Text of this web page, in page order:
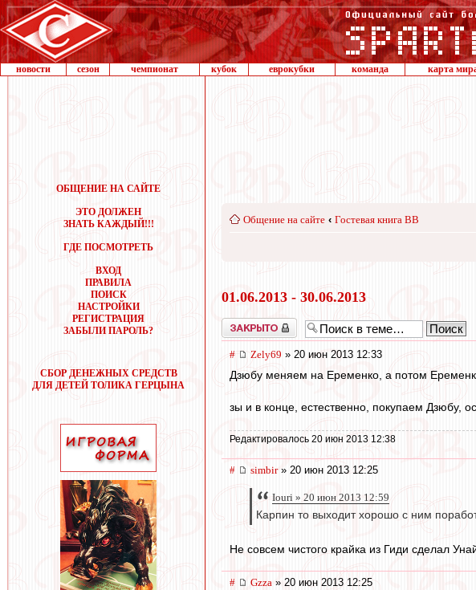
новости сезон чемпионат кубок еврокубки команда карта
ОБЩЕНИЕ НА САЙТЕ
ЭТО ДОЛЖЕН
ЗНАТЬ КАЖДЫЙ!!!
ГДЕ ПОСМОТРЕТЬ
ВХОД
ПРАВИЛА
ПОИСК
НАСТРОЙКИ
РЕГИСТРАЦИЯ
ЗАБЫЛИ ПАРОЛЬ?
СБОР ДЕНЕЖНЫХ СРЕДСТВ
ДЛЯ ДЕТЕЙ ТОЛИКА ГЕРЦЫНА
Общение на сайте ‹ Гостевая книга ВВ
01.06.2013 - 30.06.2013
Закрыто
# Zely69 » 20 июн 2013 12:33
Дзюбу меняем на Еременко, а потом
зы и в конце, естественно, покупаем Дзюбу,
Редактировалось 20 июн 2013 12:38
# simbir» 20 июн 2013 12:25
Iouri » 20 июн 2013 12:59
Карпин то выходит хорошо с ним
Не совсем чистого крайка из Гиди сделал
# Gzza » 20 июн 2013 12:25